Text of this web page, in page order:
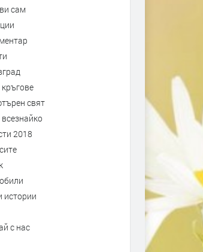
сам
свят
2018
истории
с нас